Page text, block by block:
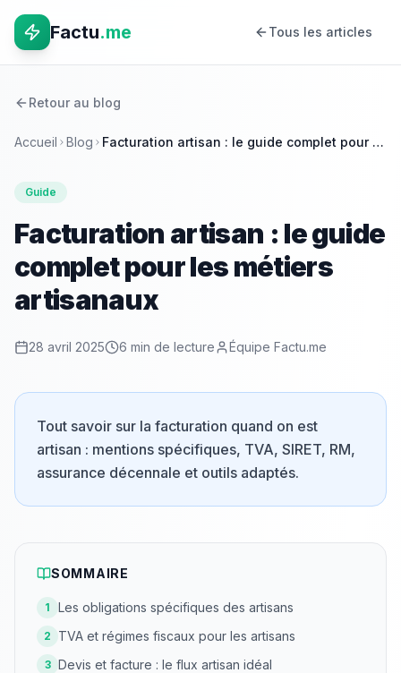
Factu.me Tous les articles
Retour au blog
Accueil Blog Facturation artisan : le guide complet pour les métiers artisanaux
Guide
Facturation artisan : le guide
complet pour les métiers
artisanaux
28 avril 2025 6 min de lecture Équipe Factu.me
Tout savoir sur la facturation quand on est
artisan : mentions spécifiques, TVA, SIRET, RM,
assurance décennale et outils adaptés.
SOMMAIRE
1 Les obligations spécifiques des artisans
2 TVA et régimes fiscaux pour les artisans
3 Devis et facture : le flux artisan idéal